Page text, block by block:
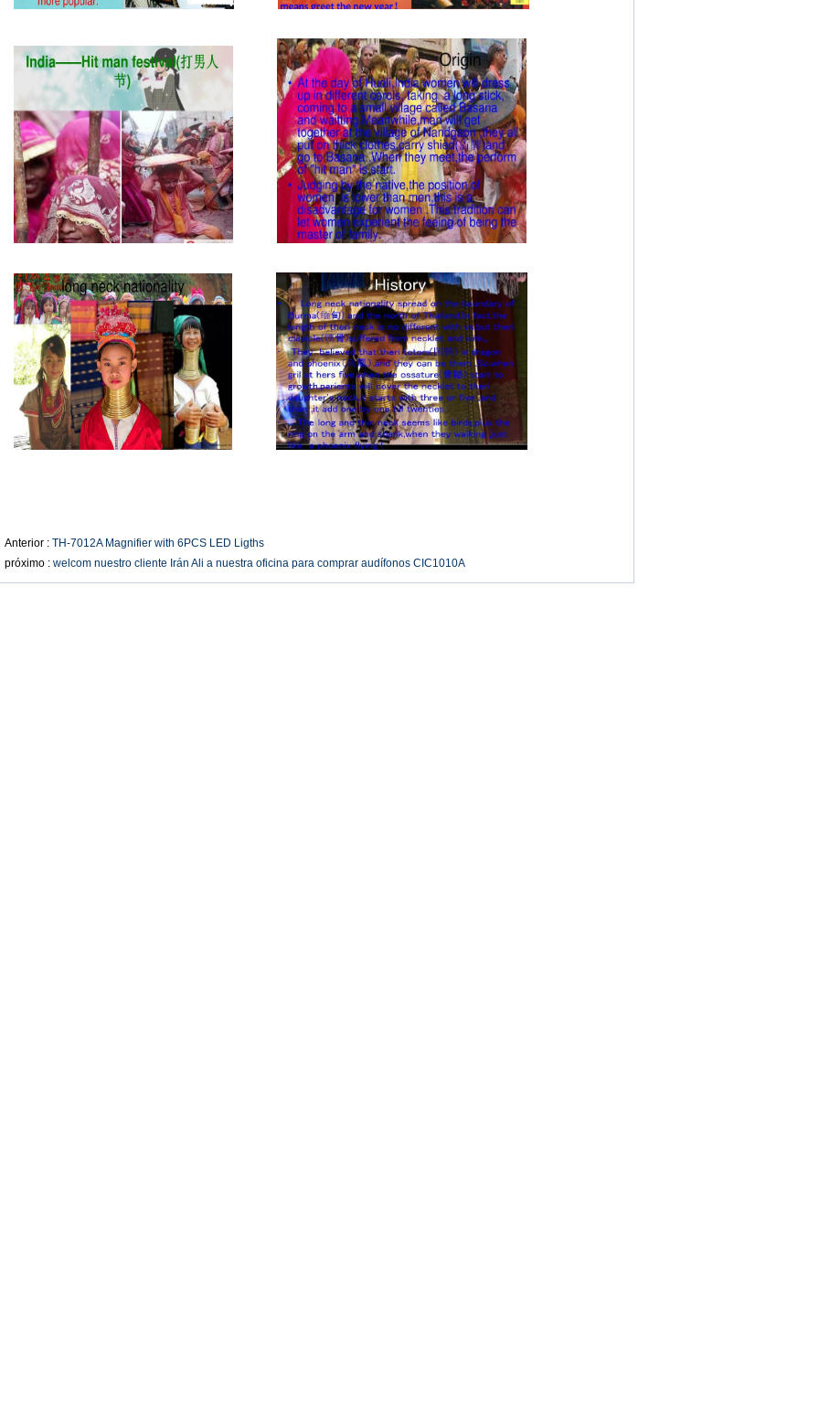
Anterior : TH-7012A Magnifier with 6PCS LED Ligths
próximo : welcom nuestro cliente Irán Ali a nuestra oficina para comprar audífonos CIC1010A